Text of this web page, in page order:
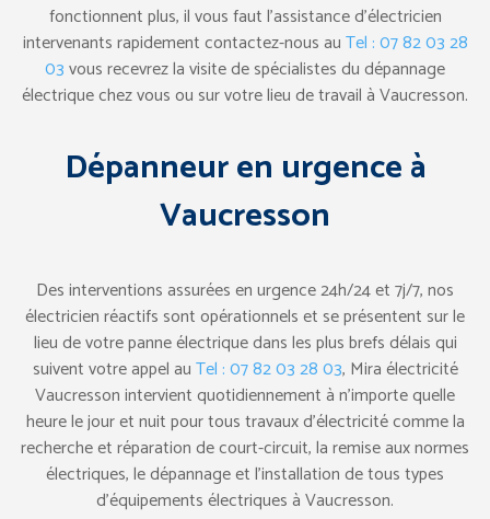
fonctionnent plus, il vous faut l’assistance d’électricien
intervenants rapidement contactez-nous auTel : 07 82 03 28
03vous recevrez la visite de spécialistes du dépannage
électrique chez vous ou sur votre lieu de travail à Vaucresson.
Dépanneur en urgence à
Vaucresson
Des interventions assurées en urgence 24h/24 et 7j/7, nos
électricien réactifs sont opérationnels et se présentent sur le
lieu de votre panne électrique dans les plus brefs délais qui
suivent votre appel auTel : 07 82 03 28 03, Mira électricité
Vaucresson intervient quotidiennement à n’importe quelle
heure le jour et nuit pour tous travaux d’électricité comme la
recherche et réparation de court-circuit, la remise aux normes
électriques, le dépannage et l’installation de tous types
d’équipements électriques à Vaucresson.